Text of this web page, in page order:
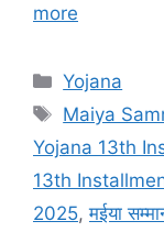
more
Categories
Yojana
Tags
Maiya
Yojana 13th
13th
2025,मईया